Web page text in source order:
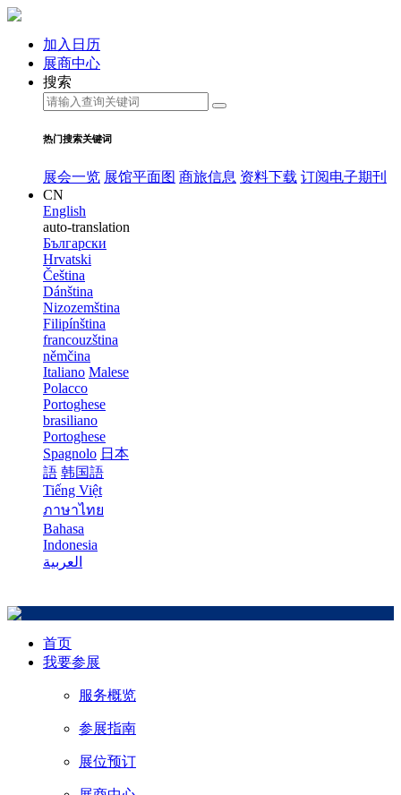
加入日历
展商中心
搜索
热门搜索关键词
展会一览 展馆平面图 商旅信息 资料下载 订阅电子期刊
CN
English
auto-translation
Български
Hrvatski
Čeština
Dánština
Nizozemština
Filipínština
francouzština
němčina
Italiano Malese
Polacco
Portoghese
brasiliano
Portoghese
Spagnolo 日本
語 韩国語
Tiếng Việt
ภาษาไทย
Bahasa
Indonesia
العربية
首页
我要参展
服务概览
参展指南
展位预订